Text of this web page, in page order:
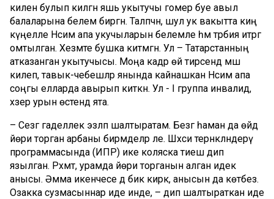
килен булып килгән яшь укытучы гомер буе авыл
балаларына белем биргән. Таләпчән, шул ук вакытта киң
күңелле Нәсимә апа укучыларын белемле һәм тәрбия итәргә
омтылган. Хезмәте бушка китмәгән. Ул – Татарстанның
атказанган укытучысы. Моңа кадәр өй тирәсендә мәш
килеп, тавык-чебешләр янында кайнашкан Нәсимә апа
соңгы елларда авырып киткән. Ул - I группа инвалид,
хәзер урын өстендә ята.
– Сезгә гаделлек эзләп шалтыратам. Безгә һаман да өйдә
йөри торган арбаны бирмәделәр әле. Шәхси тернәкләндерү
программасында (ИПР) ике коляска тиеш дип
язылган. Рәхмәт, урамда йөри торганын алган идек
анысы. Әмма икенчесе дә бик кирәк, анысын да көтәбез.
Озакка сузмасыннар иде инде, – дип шалтыраткан иде